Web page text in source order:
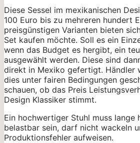
Diese Sessel im mexikanischen
100 Euro bis zu mehreren hundert
preisgünstigen Varianten bieten
Set kaufen möchte. Soll es ein
wenn das Budget es hergibt, ein
ausgewählt werden. Diese sind
direkt in Mexiko gefertigt. Händler
dies unter fairen Bedingungen
schauen, ob das Preis
Design Klassiker stimmt.
Ein hochwertiger Stuhl muss lange
belastbar sein, darf nicht wackeln
Produktionsfehler aufweisen.